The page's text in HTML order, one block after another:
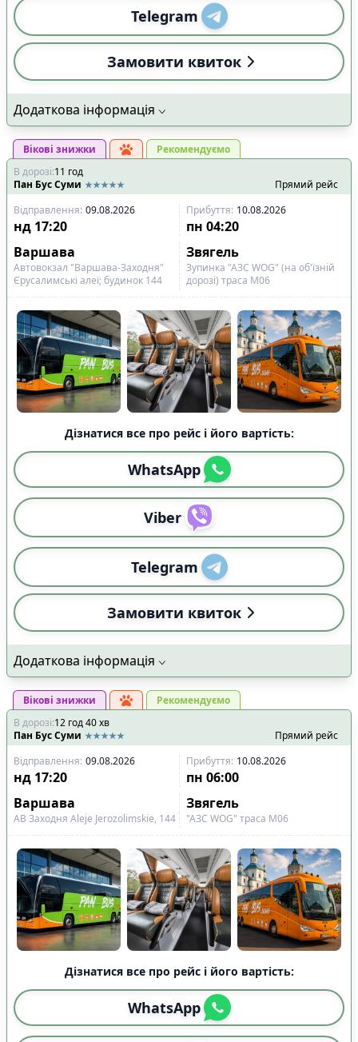
Telegram
Замовити квиток
Додаткова інформація
Вікові знижки
Рекомендуємо
В дорозі:11 год
Пан Бус Суми
Прямий рейс
Відправлення: 09.08.2026 Прибуття: 10.08.2026
нд 17:20 пн 04:20
Варшава
Звягель
Автовокзал "Варшава-Заходня"
Єрусалимські алеї; будинок 144
Зупинка "АЗС WOG" (на об'їзній
дорозі) траса М06
Дізнатися все про рейс і його вартість:
WhatsApp
Viber
Telegram
Замовити квиток
Додаткова інформація
Вікові знижки
Рекомендуємо
В дорозі:12 год40хв
Пан Бус Суми
Прямий рейс
Відправлення: 09.08.2026 Прибуття: 10.08.2026
нд 17:20 пн 06:00
Варшава
Звягель
АВ Заходня Aleje Jerozolimskie, 144 "АЗС WOG" траса М06
Дізнатися все про рейс і його вартість:
WhatsApp